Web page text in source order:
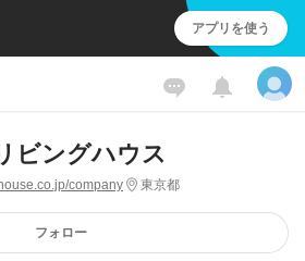
アプリを使う
ビングハウス
company 東京都
フォロー